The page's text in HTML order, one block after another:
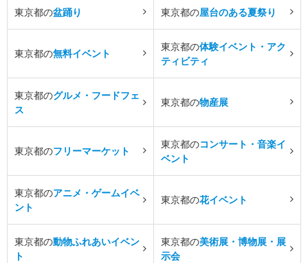
東京都の盆踊り 東京都の屋台のある夏祭り
東京都の無料イベント
東京都の体験イベント・アク
ティビティ
東京都のグルメ・フードフェ
ス
東京都の物産展
東京都のフリーマーケット
東京都のコンサート・音楽イ
ベント
東京都のアニメ・ゲームイベ
ント
東京都の花イベント
東京都の動物ふれあいイベン
ト
東京都の美術展・博物展・展
示会